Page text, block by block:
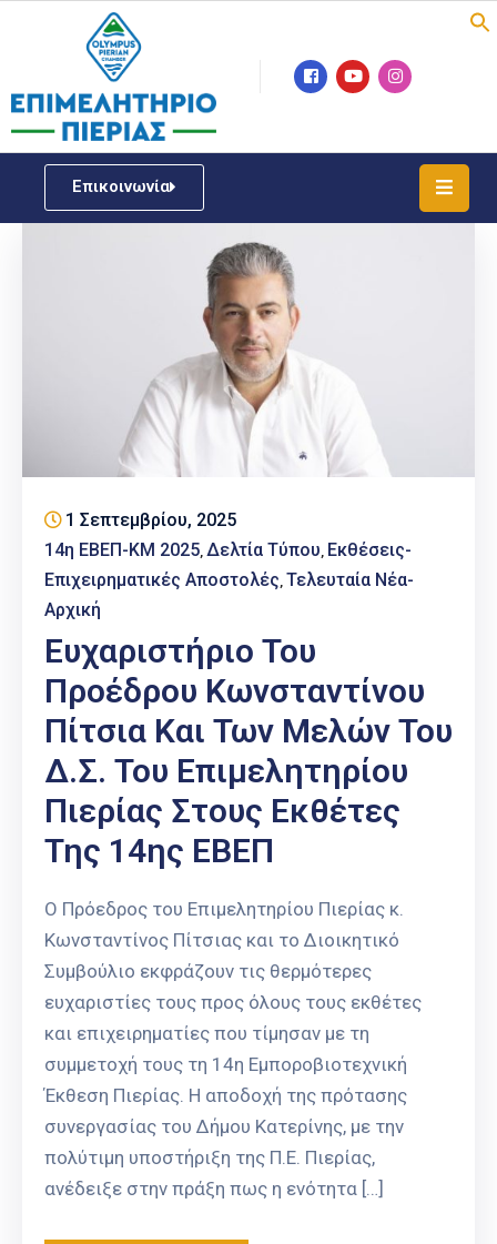
Επικοινωνία
Επιμελητήριο
Νέα
Παραδοσιακών
Επαγγελμάτων
Έκθεση
ΕΒΕΠ-
Πιερία
1 Σεπτεμβρίου, 2025
14η ΕΒΕΠ-ΚΜ 2025‚ Δελτία Τύπου‚ Εκθέσεις-
Επιχειρηματικές Αποστολές‚ Τελευταία Νέα-
Αρχική
Ευχαριστήριο Του
Προέδρου Κωνσταντίνου
Πίτσια Και Των Μελών Του
Δ.Σ. Του Επιμελητηρίου
Πιερίας Στους Εκθέτες
Της 14ης ΕΒΕΠ
Ο Πρόεδρος του Επιμελητηρίου Πιερίας κ.
Κωνσταντίνος Πίτσιας και το Διοικητικό
Συμβούλιο εκφράζουν τις θερμότερες
ευχαριστίες τους προς όλους τους εκθέτες
και επιχειρηματίες που τίμησαν με τη
συμμετοχή τους τη 14η Εμποροβιοτεχνική
Έκθεση Πιερίας. Η αποδοχή της πρότασης
συνεργασίας του Δήμου Κατερίνης, με την
πολύτιμη υποστήριξη της Π.Ε. Πιερίας,
ανέδειξε στην πράξη πως η ενότητα […]